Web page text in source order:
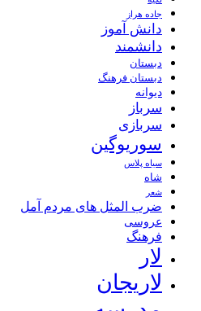
جاده هراز
دانش آموز
دانشمند
دبستان
دبستان فرهنگ
دیوانه
سرباز
سربازی
سوریوگین
سیاه پلاس
شاه
شعر
ضرب المثل های مردم آمل
عروسی
فرهنگ
لار
لاریجان